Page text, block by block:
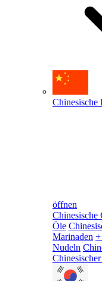
Chinesische
öffnen
Chinesische
Öle
Marinaden +
Nudeln